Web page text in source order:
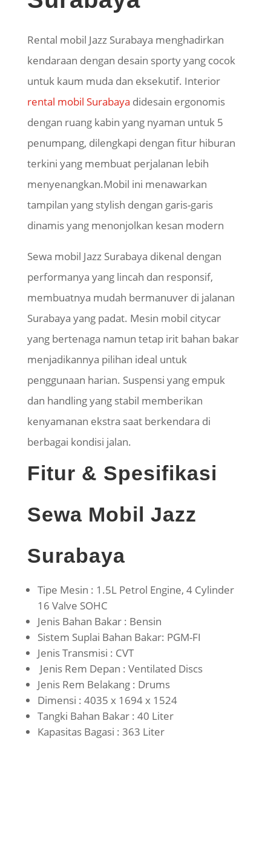
Rental mobil Jazz Surabaya menghadirkan
kendaraan dengan desain sporty yang cocok
untuk kaum muda dan eksekutif. Interior
rental mobil Surabaya didesain ergonomis
dengan ruang kabin yang nyaman untuk 5
penumpang, dilengkapi dengan fitur hiburan
terkini yang membuat perjalanan lebih
menyenangkan.Mobil ini menawarkan
tampilan yang stylish dengan garis-garis
dinamis yang menonjolkan kesan modern
Sewa mobil Jazz Surabaya dikenal dengan
performanya yang lincah dan responsif,
membuatnya mudah bermanuver di jalanan
Surabaya yang padat. Mesin mobil citycar
yang bertenaga namun tetap irit bahan bakar
menjadikannya pilihan ideal untuk
penggunaan harian. Suspensi yang empuk
dan handling yang stabil memberikan
kenyamanan ekstra saat berkendara di
berbagai kondisi jalan.
Fitur & Spesifikasi
Sewa Mobil Jazz
Surabaya
Tipe Mesin : 1.5L Petrol Engine, 4 Cylinder
16 Valve SOHC
Jenis Bahan Bakar : Bensin
Sistem Suplai Bahan Bakar: PGM-FI
Jenis Transmisi : CVT
Jenis Rem Depan : Ventilated Discs
Jenis Rem Belakang : Drums
Dimensi : 4035 x 1694 x 1524
Tangki Bahan Bakar : 40 Liter
Kapasitas Bagasi : 363 Liter